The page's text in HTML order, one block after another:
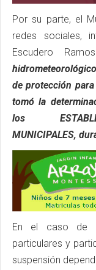
Por su parte, el
redes sociales,
Escudero
de protección
tomó la
los
MUNICIPALES,
En el caso de
particulares y
suspensión